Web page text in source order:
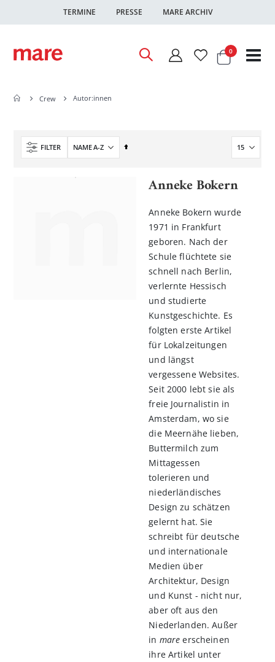
TERMINE PRESSE MARE ARCHIV
Warenkorb
0Artikel
Crew Autor:innen
FILTER
In
Anneke Bokern
Anneke Bokern wurde
1971 in Frankfurt
geboren. Nach der
Schule flüchtete sie
schnell nach Berlin,
verlernte Hessisch
und studierte
Kunstgeschichte. Es
folgten erste Artikel
für Lokalzeitungen
und längst
vergessene Websites.
Seit 2000 lebt sie als
freie Journalistin in
Amsterdam, wo sie
die Meernähe lieben,
Buttermilch zum
Mittagessen
tolerieren und
niederländisches
Design zu schätzen
gelernt hat. Sie
schreibt für deutsche
und internationale
Medien über
Architektur, Design
und Kunst - nicht nur,
aber oft aus den
Niederlanden. Außer
in mare erscheinen
ihre Artikel unter